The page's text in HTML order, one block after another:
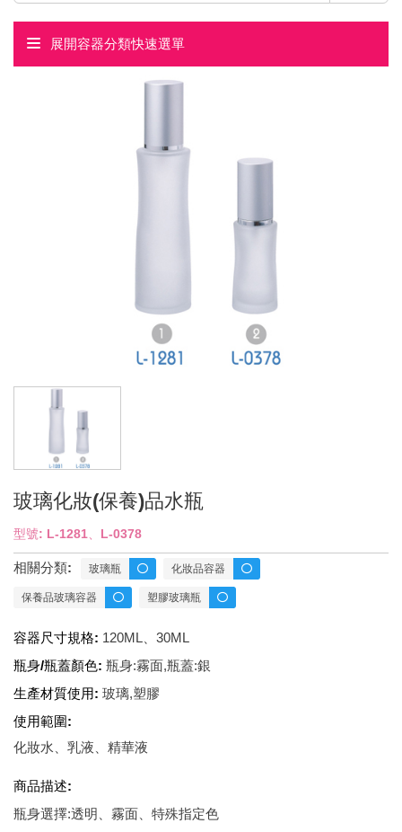
展開容器分類快速選單
玻璃化妝(保養)品水瓶
型號: L-1281、L-0378
相關分類: 玻璃瓶 化妝品容器
保養品玻璃容器 塑膠玻璃瓶
容器尺寸規格: 120ML、30ML
瓶身/瓶蓋顏色: 瓶身:霧面,瓶蓋:銀
生產材質使用: 玻璃,塑膠
使用範圍:
化妝水、乳液、精華液
商品描述:
瓶身選擇:透明、霧面、特殊指定色